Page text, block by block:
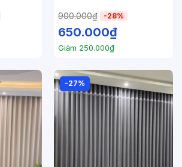
900.000₫ -28%
650.000₫
Giảm 250.000₫
-27%